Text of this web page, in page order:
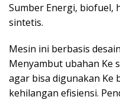
Sumber Energi, biofuel,
sintetis.
Mesin ini berbasis
Menyambut ubahan Ke
agar bisa digunakan Ke
kehilangan efisiensi.